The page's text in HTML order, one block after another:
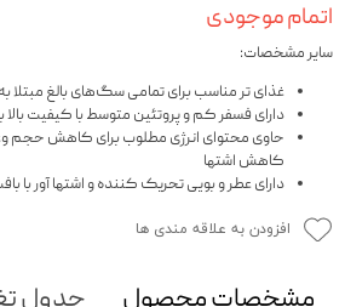
اتمام موجودی
سایر مشخصات:
غذای تر مناسب برای تمامی سگ‌های بالغ مبتلا
دارای فسفر کم و پروتئین متوسط ​​با کیفیت بالا
حاوی محتوای انرژی مطلوب برای کاهش حجم
کاهش اشتها
دارای عطر و بویی تحریک کننده و اشتها آور با
افزودن به علاقه مندی ها